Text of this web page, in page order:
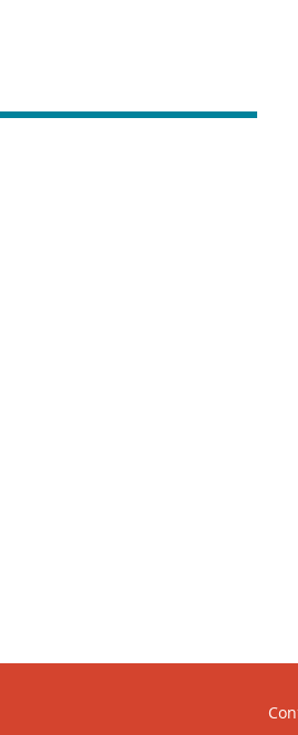
LinkedIn